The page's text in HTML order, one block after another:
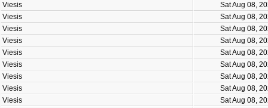
Viesis
Sat Aug 08,
Viesis
Sat Aug 08,
Viesis
Sat Aug 08,
Viesis
Sat Aug 08,
Viesis
Sat Aug 08,
Viesis
Sat Aug 08,
Viesis
Sat Aug 08,
Viesis
Sat Aug 08,
Viesis
Sat Aug 08,